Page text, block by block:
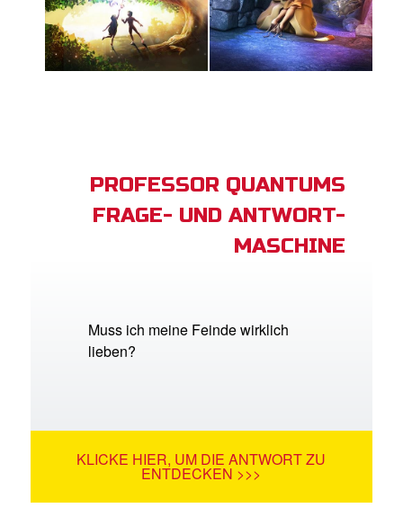
PROFESSOR QUANTUMS
FRAGE- UND ANTWORT-
MASCHINE
Muss ich meine Feinde wirklich
lieben?
KLICKE HIER, UM DIE ANTWORT ZU
ENTDECKEN >>>